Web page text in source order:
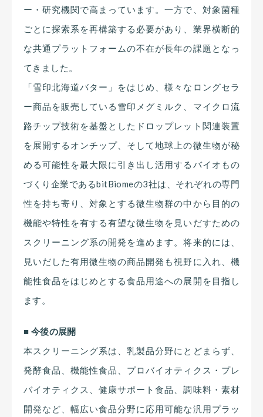
ー・研究機関で高まっています。一方で、対象菌種
ごとに探索系を再構築する必要があり、業界横断的
な共通プラットフォームの不在が長年の課題となっ
てきました。
「雪印北海道バター」をはじめ、様々なロングセラ
ー商品を販売している雪印メグミルク、マイクロ流
路チップ技術を基盤としたドロップレット関連装置
を展開するオンチップ、そして地球上の微生物が秘
める可能性を最大限に引き出し活用するバイオもの
づくり企業であるbitBiomeの3社は、それぞれの専門
性を持ち寄り、対象とする微生物群の中から目的の
機能や特性を有する有望な微生物を見いだすための
スクリーニング系の開発を進めます。将来的には、
見いだした有用微生物の商品開発も視野に入れ、機
能性食品をはじめとする食品用途への展開を目指し
ます。
■ 今後の展開
本スクリーニング系は、乳製品分野にとどまらず、
発酵食品、機能性食品、プロバイオティクス・プレ
バイオティクス、健康サポート食品、調味料・素材
開発など、幅広い食品分野に応用可能な汎用プラッ